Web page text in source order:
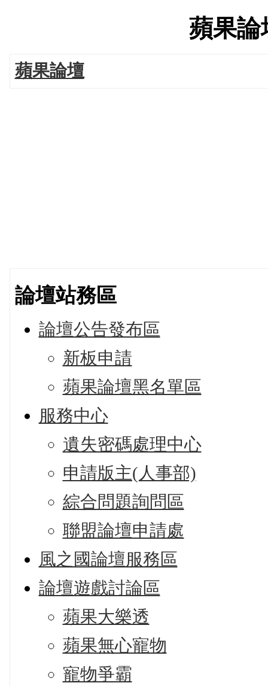
蘋果論
蘋果論壇
論壇站務區
論壇公告發布區
新板申請
蘋果論壇黑名單區
服務中心
遺失密碼處理中心
申請版主(人事部)
綜合問題詢問區
聯盟論壇申請處
風之國論壇服務區
論壇遊戲討論區
蘋果大樂透
蘋果無心寵物
寵物爭霸